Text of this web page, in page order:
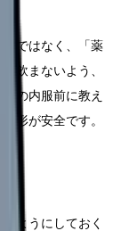
ではなく、「薬
飲まないよう、
の内服前に教え
形が安全です。
ようにしておく